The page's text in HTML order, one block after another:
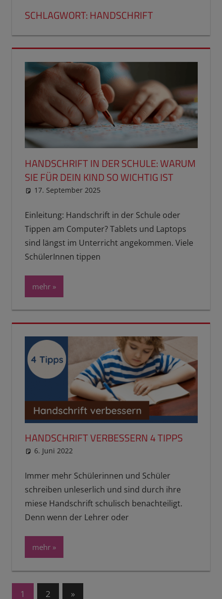
SCHLAGWORT:HANDSCHRIFT
HANDSCHRIFT IN DER SCHULE: WARUM
SIE FÜR DEIN KIND SO WICHTIG IST
17. September 2025
Einleitung: Handschrift in der Schule oder
Tippen am Computer? Tablets und Laptops
sind längst im Unterricht angekommen. Viele
SchülerInnen tippen
mehr
HANDSCHRIFT VERBESSERN 4 TIPPS
6. Juni 2022
Immer mehr Schülerinnen und Schüler
schreiben unleserlich und sind durch ihre
miese Handschrift schulisch benachteiligt.
Denn wenn der Lehrer oder
mehr
Seitennummerierung
1 2 Nächste
»